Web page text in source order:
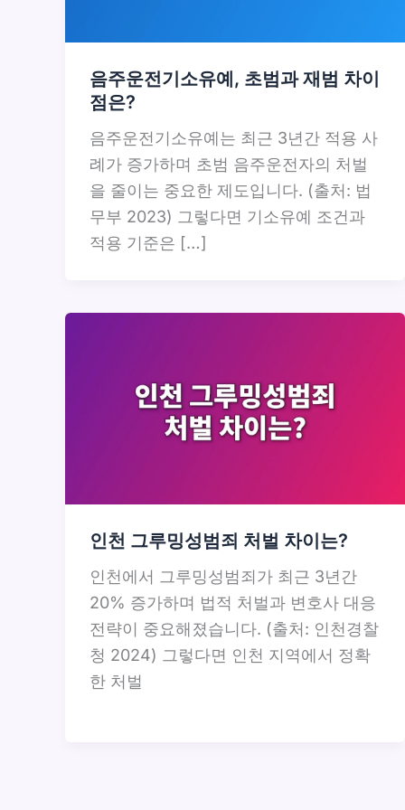
음주운전기소유예, 초범과 재범 차이
점은?
음주운전기소유예는 최근 3년간 적용 사
례가 증가하며 초범 음주운전자의 처벌
을 줄이는 중요한 제도입니다. (출처: 법
무부 2023) 그렇다면 기소유예 조건과
적용 기준은 […]
인천 그루밍성범죄 처벌 차이는?
인천에서 그루밍성범죄가 최근 3년간
20% 증가하며 법적 처벌과 변호사 대응
전략이 중요해졌습니다. (출처: 인천경찰
청 2024) 그렇다면 인천 지역에서 정확
한 처벌